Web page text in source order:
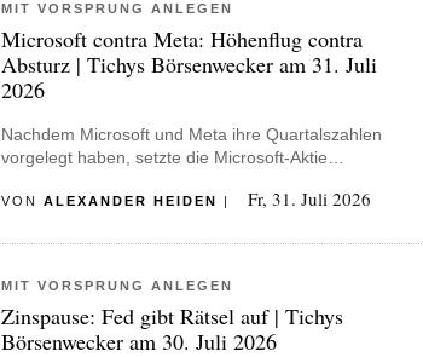
MIT VORSPRUNG ANLEGEN
Microsoft contra Meta: Höhenflug contra
Absturz | Tichys Börsenwecker am 31. Juli
2026
Nachdem Microsoft und Meta ihre Quartalszahlen
vorgelegt haben, setzte die Microsoft-Aktie…
VON ALEXANDER HEIDEN | Fr, 31. Juli 2026
MIT VORSPRUNG ANLEGEN
Zinspause: Fed gibt Rätsel auf | Tichys
Börsenwecker am 30. Juli 2026